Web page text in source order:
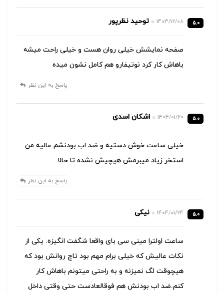
5.0
1403/12/08 توحید نظرپور
صفحه نمایشش خیلی روان هست و خیلی راحت میشه
باهاش کار کرد نوتیفارو هم کامل نشون میده
پاسخ به این نظر
5.0
1404/01/20 اشکان اسدی
خیلی ساعت خوش دستیه و ضد اب بودنشم عالیه من
استخر زیاد میبرمش هیچیش نشده تا حالا
پاسخ به این نظر
5.0
1404/01/24 نیکی
ساعت اولترا مینی سی بای واقعا شگفت انگیزه. یکی از
نکات عالیش که خیلی برام مهم بود تاچ روانش بود که
هیچوقت لگ نمیزنه و به راحتی میتونم باهاش کار
کنم.ضد اب بودنش هم فوقالعادست حتی وقتی داخل